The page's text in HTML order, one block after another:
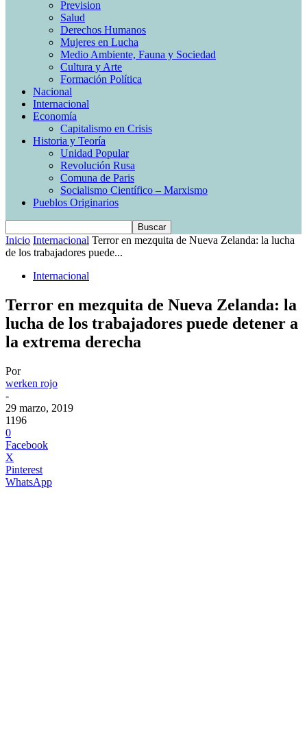
Prevision
Salud
Derechos Humanos
Mujeres en Lucha
Medio Ambiente, Fauna y Sociedad
Cultura y Arte
Formación Política
Nacional
Internacional
Economía
Capitalismo en Crisis
Historia y Teoría
Unidad Popular
Revolución Rusa
Comuna de Paris
Socialismo Científico – Marxismo
Pueblos Originarios
Inicio Internacional Terror en mezquita de Nueva Zelanda: la lucha
de los trabajadores puede...
Internacional
Terror en mezquita de Nueva Zelanda: la
lucha de los trabajadores puede detener a
la extrema derecha
Por
werken rojo
-
29 marzo, 2019
1196
0
Facebook
X
Pinterest
WhatsApp